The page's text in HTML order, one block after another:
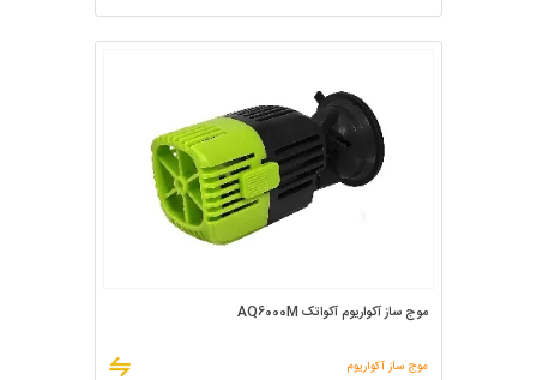
موج ساز آکواریوم آکواتک AQ6000M
موج ساز آکواریوم